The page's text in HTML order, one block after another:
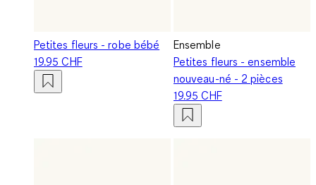
Petites fleurs - robe bébé
19.95 CHF
Ensemble
Petites fleurs - ensemble
nouveau-né - 2 pièces
19.95 CHF